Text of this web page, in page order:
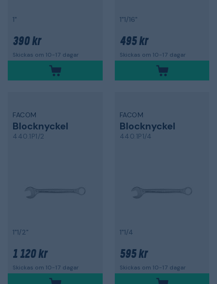
1"
390 kr
Skickas om 10-17 dagar
1"1/16"
495 kr
Skickas om 10-17 dagar
FACOM
Blocknyckel
440.1P1/2
1"1/2"
1 120 kr
Skickas om 10-17 dagar
FACOM
Blocknyckel
440.1P1/4
1"1/4
595 kr
Skickas om 10-17 dagar